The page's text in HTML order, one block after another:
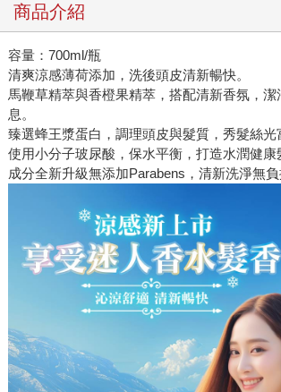
商品介紹
容量：700ml/瓶
清爽涼感薄荷添加，洗後頭皮清新暢快。
馬鞭草精萃與香橙果精萃，搭配清新香氛，潔
息。
臻選蜂王漿蛋白，調理頭皮與髮質，秀髮絲光
使用小分子玻尿酸，保水平衡，打造水潤健康
成分全新升級無添加Parabens，清新洗淨無負